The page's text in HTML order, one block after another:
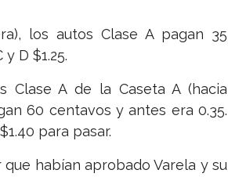
los autos Clase A pagan 35
D $1.25.
Clase A de la Caseta A (hacia
60 centavos y antes era 0.35.
para pasar.
habían aprobado Varela y su